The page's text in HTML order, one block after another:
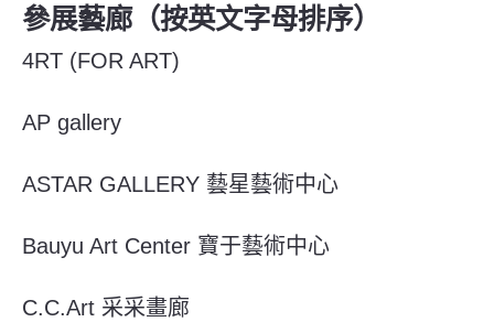
參展藝廊（按英文字母排序）
4RT (FOR ART)
AP gallery
ASTAR GALLERY 藝星藝術中心
Bauyu Art Center 寶于藝術中心
C.C.Art 采采畫廊